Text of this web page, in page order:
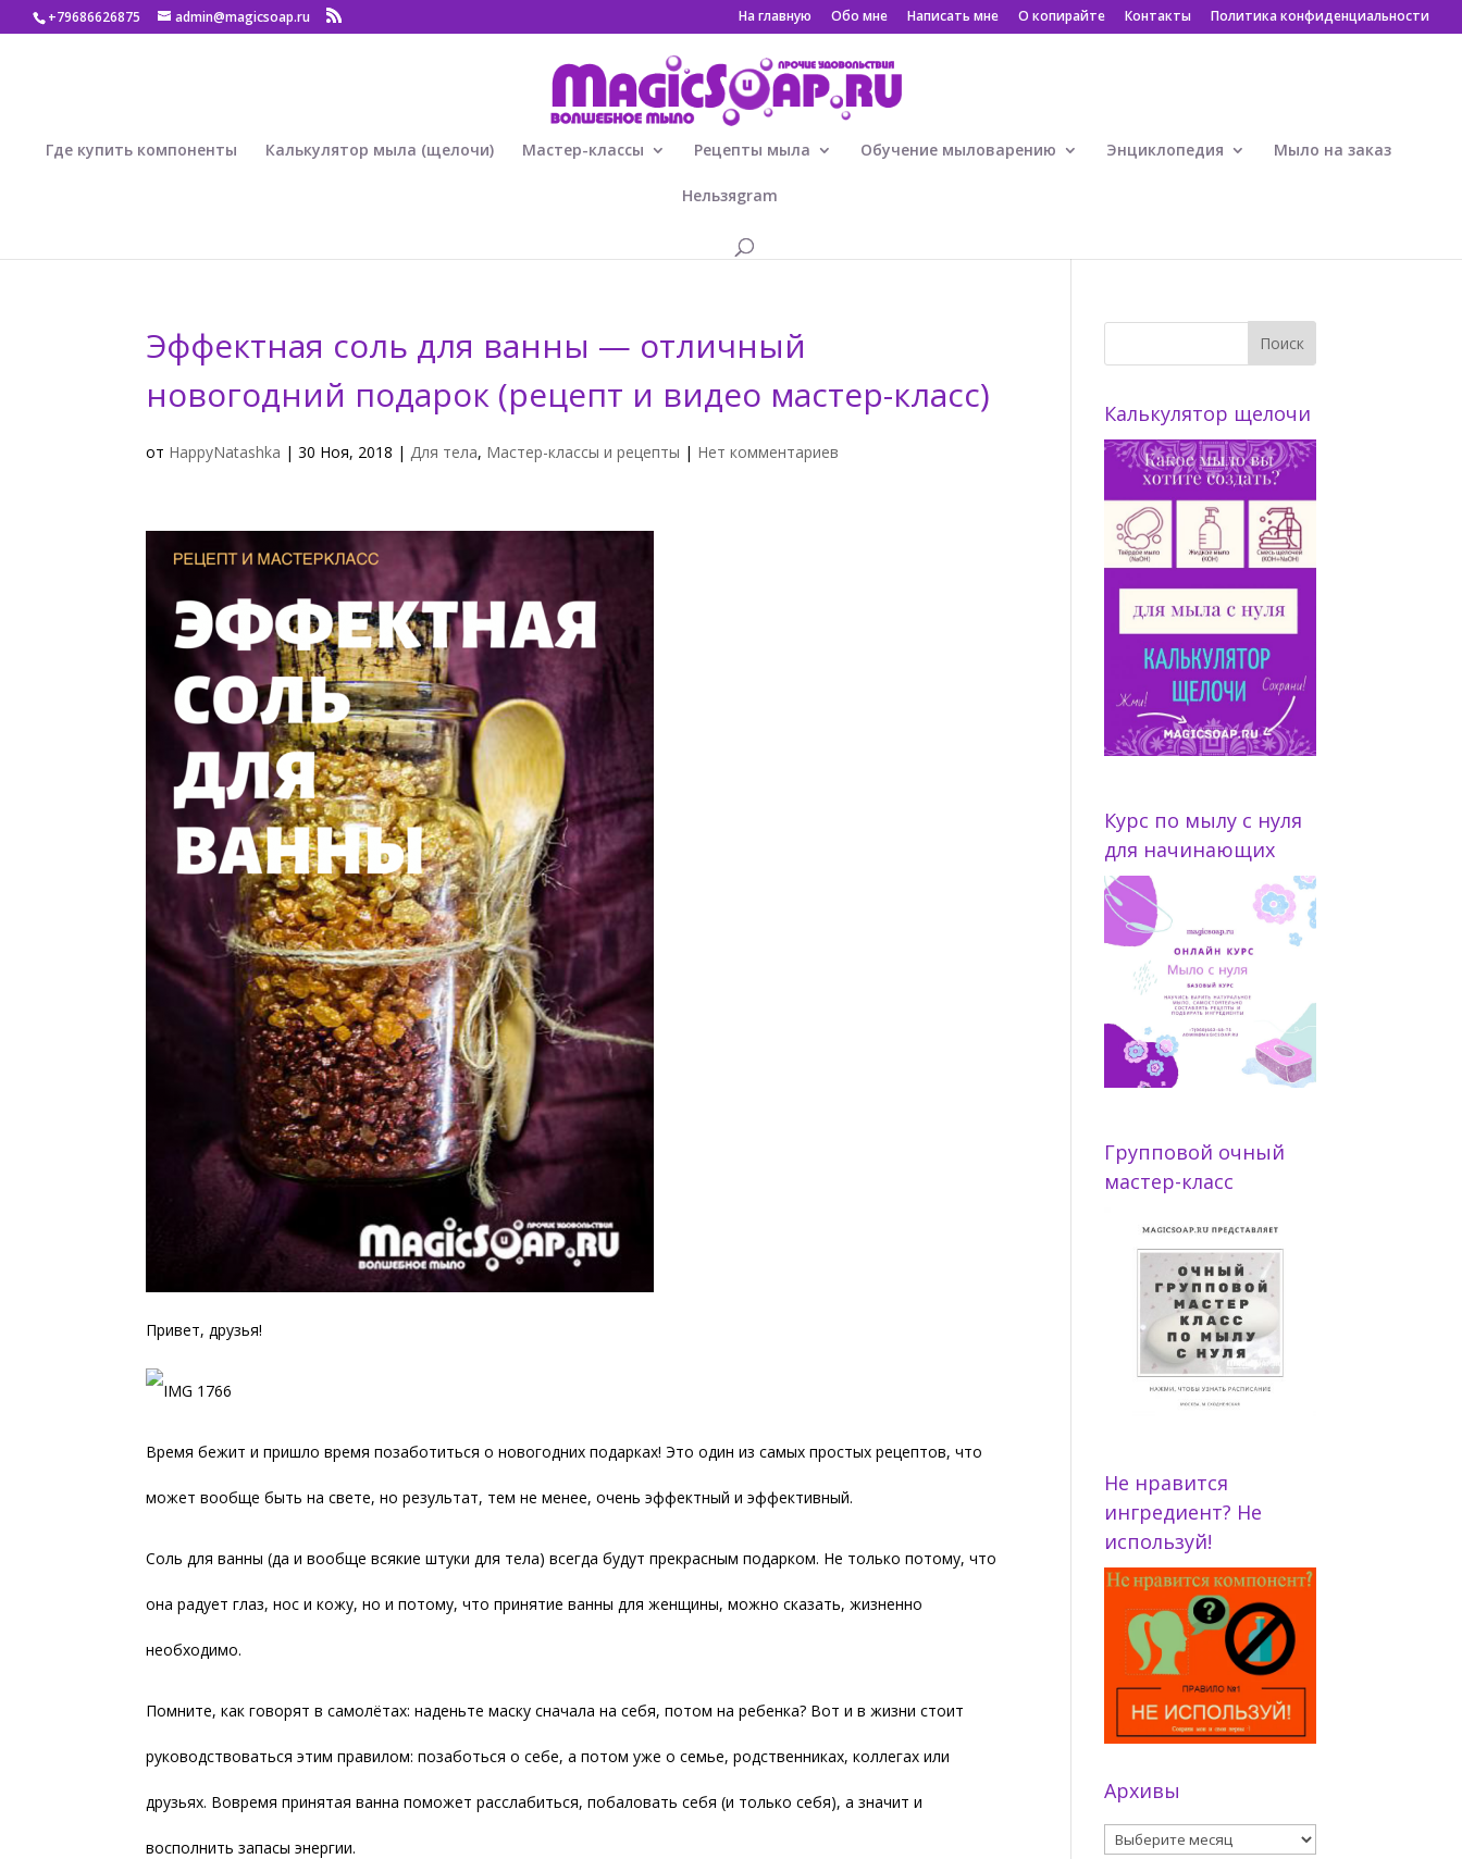
+79686626875 admin@magicsoap.ru На главную Обо мне Написать мне О копирайте Контакты Политика конфиденциальности
Где купить компоненты Калькулятор мыла (щелочи) Мастер-классы Рецепты мыла Обучение мыловарению Энциклопедия Мыло на заказ
Нельзяgram
Эффектная соль для ванны — отличный
новогодний подарок (рецепт и видео мастер-класс)
от HappyNatashka |30 Ноя, 2018 |Для тела, Мастер-классы и рецепты | Нет комментариев
Привет, друзья!
Время бежит и пришло время позаботиться о новогодних подарках! Это один из самых простых рецептов, что
может вообще быть на свете, но результат, тем не менее, очень эффектный и эффективный.
Соль для ванны (да и вообще всякие штуки для тела) всегда будут прекрасным подарком. Не только потому, что
она радует глаз, нос и кожу, но и потому, что принятие ванны для женщины, можно сказать, жизненно
необходимо.
Помните, как говорят в самолётах: наденьте маску сначала на себя, потом на ребенка? Вот и в жизни стоит
руководствоваться этим правилом: позаботься о себе, а потом уже о семье, родственниках, коллегах или
друзьях. Вовремя принятая ванна поможет расслабиться, побаловать себя (и только себя), а значит и
восполнить запасы энергии.
Калькулятор щелочи
Курс по мылу с нуля
для начинающих
Групповой очный
мастер-класс
Не нравится
ингредиент? Не
используй!
Архивы
Архивы